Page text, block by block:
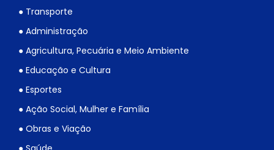
● Transporte
● Administração
● Agricultura, Pecuária e Meio Ambiente
● Educação e Cultura
● Esportes
● Ação Social, Mulher e Família
● Obras e Viação